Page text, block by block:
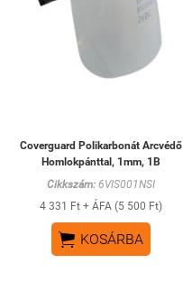
Coverguard Polikarbonát Arcvédő
Homlokpánttal, 1mm, 1B
Cikkszám: 6VIS001NSI
4 331 Ft + ÁFA (5 500 Ft)
 KOSÁRBA